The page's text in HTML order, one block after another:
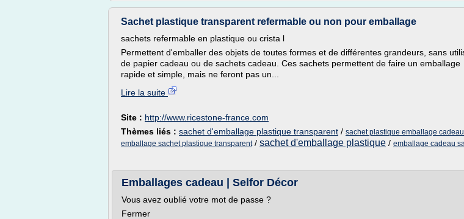
Sachet plastique transparent refermable ou non pour emballage
sachets refermable en plastique ou crista l
Permettent d'emballer des objets de toutes formes et de différentes grandeurs, sans
de papier cadeau ou de sachets cadeau. Ces sachets permettent de faire un emballage
rapide et simple, mais ne feront pas un...
Lire la suite
Site : http://www.ricestone-france.com
Thèmes liés : sachet d'emballage plastique transparent / sachet plastique emballage cadeau
emballage sachet plastique transparent/ sachet d'emballage plastique / emballage cadeau
Emballages cadeau | Selfor Décor
Vous avez oublié votre mot de passe ?
Fermer